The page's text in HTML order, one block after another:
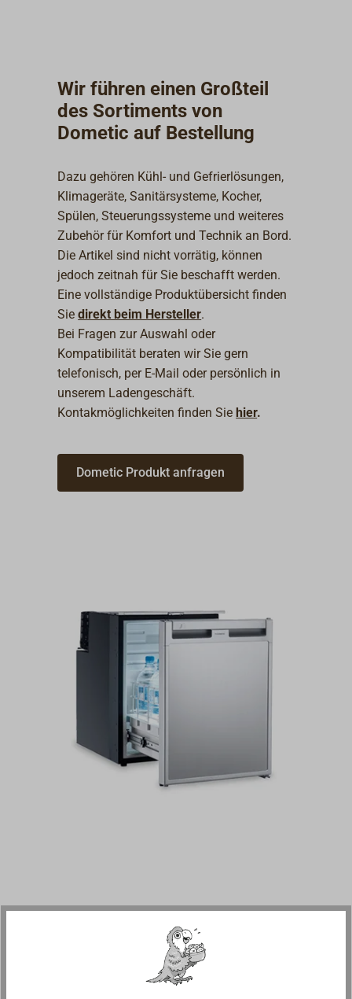
Wir führen einen Großteil
des Sortiments von
Dometic auf Bestellung
Dazu gehören Kühl- und Gefrierlösungen,
Klimageräte, Sanitärsysteme, Kocher,
Spülen, Steuerungssysteme und weiteres
Zubehör für Komfort und Technik an Bord.
Die Artikel sind nicht vorrätig, können
jedoch zeitnah für Sie beschafft werden.
Eine vollständige Produktübersicht finden
Siedirekt beim Hersteller.
Bei Fragen zur Auswahl oder
Kompatibilität beraten wir Sie gern
telefonisch, per E-Mail oder persönlich in
unserem Ladengeschäft.
Kontakmöglichkeiten finden Siehier.
Dometic Produkt anfragen